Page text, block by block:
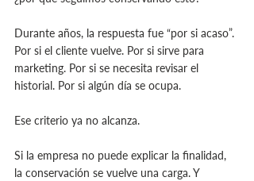
Durante años, la respuesta fue “por si acaso”.
Por si el cliente vuelve. Por si sirve para
marketing. Por si se necesita revisar el
historial. Por si algún día se ocupa.
Ese criterio ya no alcanza.
Si la empresa no puede explicar la finalidad,
la conservación se vuelve una carga. Y